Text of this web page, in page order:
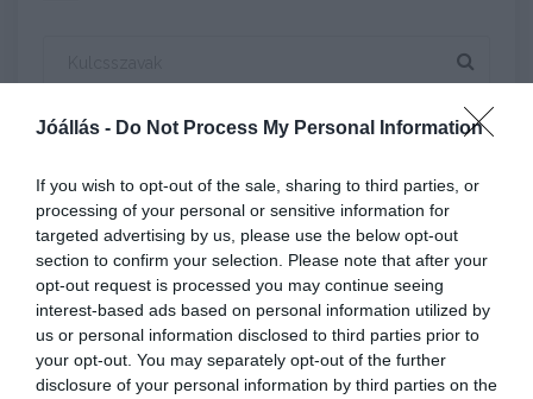
Jóállás - Do Not Process My Personal Information
If you wish to opt-out of the sale, sharing to third parties, or
processing of your personal or sensitive information for
targeted advertising by us, please use the below opt-out
section to confirm your selection. Please note that after your
opt-out request is processed you may continue seeing
interest-based ads based on personal information utilized by
us or personal information disclosed to third parties prior to
your opt-out. You may separately opt-out of the further
disclosure of your personal information by third parties on the
Munkanélküliség: eltérő trendek a
székelyföldi megyékben
2026. 01. 05.
Nőtt a munkanélküliség a
székelyföldi megyékben